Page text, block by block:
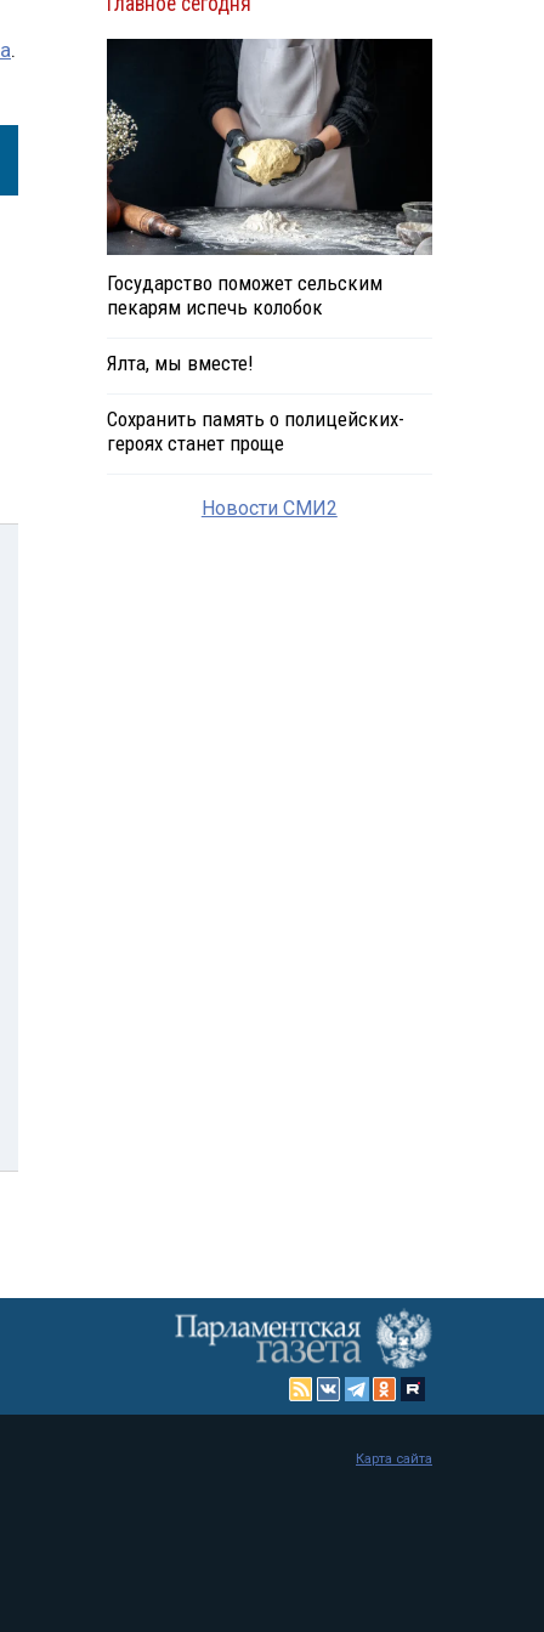
.
Государство поможет сельским
пекарям испечь колобок
Ялта, мы вместе!
Сохранить память о полицейских-
героях станет проще
Новости СМИ2
Карта сайта